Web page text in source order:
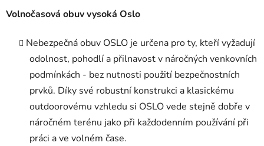
Volnočasová obuv vysoká Oslo
Nebezpečná obuv OSLO je určena pro ty, kteří vyžadují
odolnost, pohodlí a přilnavost v náročných venkovních
podmínkách - bez nutnosti použití bezpečnostních
prvků. Díky své robustní konstrukci a klasickému
outdoorovému vzhledu si OSLO vede stejně dobře v
náročném terénu jako při každodenním používání při
práci a ve volném čase.